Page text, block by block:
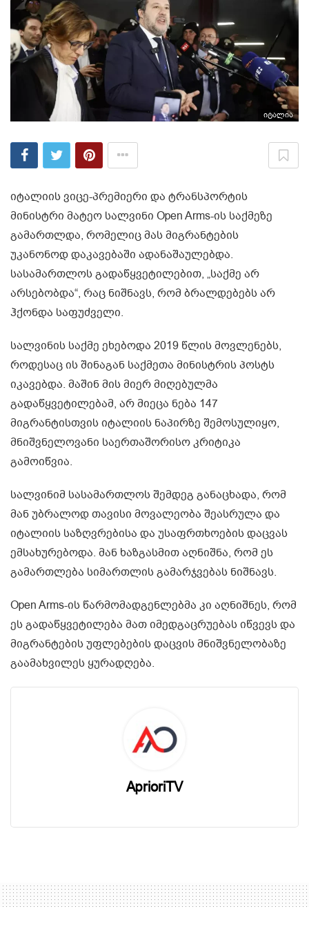
იტალია
იტალიის ვიცე-პრემიერი და ტრანსპორტის
მინისტრი მატეო სალვინი Open Arms-ის საქმეზე
გამართლდა, რომელიც მას მიგრანტების
უკანონოდ დაკავებაში ადანაშაულებდა.
სასამართლოს გადაწყვეტილებით, „საქმე არ
არსებობდა“, რაც ნიშნავს, რომ ბრალდებებს არ
ჰქონდა საფუძველი.
სალვინის საქმე ეხებოდა 2019 წლის მოვლენებს,
როდესაც ის შინაგან საქმეთა მინისტრის პოსტს
იკავებდა. მაშინ მის მიერ მიღებულმა
გადაწყვეტილებამ, არ მიეცა ნება 147
მიგრანტისთვის იტალიის ნაპირზე შემოსულიყო,
მნიშვნელოვანი საერთაშორისო კრიტიკა
გამოიწვია.
სალვინიმ სასამართლოს შემდეგ განაცხადა, რომ
მან უბრალოდ თავისი მოვალეობა შეასრულა და
იტალიის საზღვრებისა და უსაფრთხოების დაცვას
ემსახურებოდა. მან ხაზგასმით აღნიშნა, რომ ეს
გამართლება სიმართლის გამარჯვებას ნიშნავს.
Open Arms-ის წარმომადგენლებმა კი აღნიშნეს, რომ
ეს გადაწყვეტილება მათ იმედგაცრუებას იწვევს და
მიგრანტების უფლებების დაცვის მნიშვნელობაზე
გაამახვილეს ყურადღება.
AprioriTV